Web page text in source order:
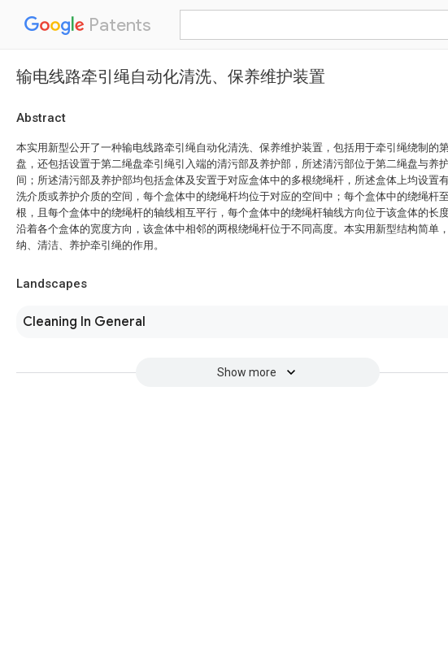
Patents
输电线路牵引绳自动化清洗、保养维护装置
Abstract
本实用新型公开了一种输电线路牵引绳自动化清洗、保养维护装置，包括用于牵引绳绕制的
盘，还包括设置于第二绳盘牵引绳引入端的清污部及养护部，所述清污部位于第二绳盘与养
间；所述清污部及养护部均包括盒体及安置于对应盒体中的多根绕绳杆，所述盒体上均设置
洗介质或养护介质的空间，每个盒体中的绕绳杆均位于对应的空间中；每个盒体中的绕绳杆
根，且每个盒体中的绕绳杆的轴线相互平行，每个盒体中的绕绳杆轴线方向位于该盒体的长
沿着各个盒体的宽度方向，该盒体中相邻的两根绕绳杆位于不同高度。本实用新型结构简单
纳、清洁、养护牵引绳的作用。
Landscapes
Cleaning In General
Show more